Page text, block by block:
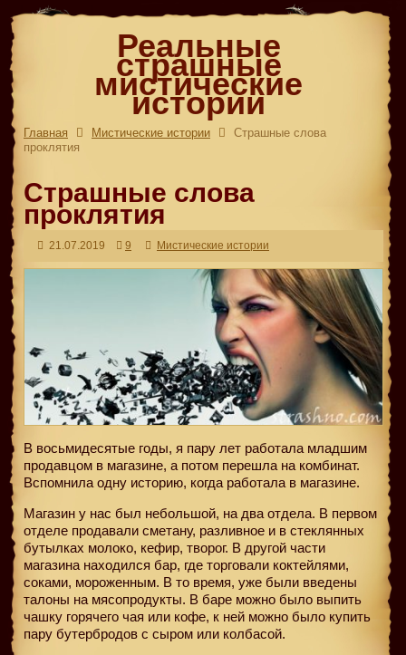
Реальные
страшные
мистические
истории
Главная Мистические истории
Страшные слова
проклятия
Страшные слова
проклятия
21.07.2019 9 Мистические истории
В восьмидесятые годы, я пару лет работала младшим
продавцом в магазине, а потом перешла на комбинат.
Вспомнила одну историю, когда работала в магазине.
Магазин у нас был небольшой, на два отдела. В первом
отделе продавали сметану, разливное и в стеклянных
бутылках молоко, кефир, творог. В другой части
магазина находился бар, где торговали коктейлями,
соками, мороженным. В то время, уже были введены
талоны на мясопродукты. В баре можно было выпить
чашку горячего чая или кофе, к ней можно было купить
пару бутербродов с сыром или колбасой.